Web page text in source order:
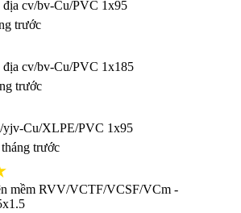
địa cv/bv-Cu/PVC 1x95
trước
cv/bv-Cu/PVC 1x185
trước
yjv-Cu/XLPE/PVC 1x95
trước
mềm RVV/VCTF/VCSF/VCm -